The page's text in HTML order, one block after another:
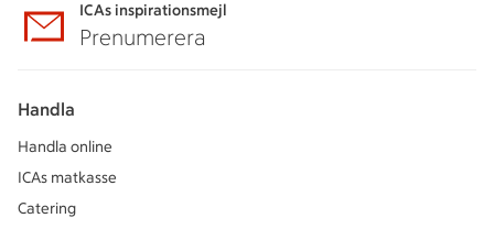
ICAs inspirationsmejl
Prenumerera
Handla
Handla online
ICAs matkasse
Catering